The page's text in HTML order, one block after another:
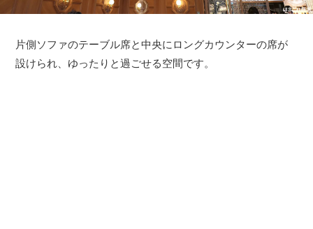
片側ソファのテーブル席と中央にロングカウンターの席が
設けられ、ゆったりと過ごせる空間です。